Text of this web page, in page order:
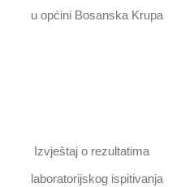
u općini Bosanska Krupa
Izvještaj o rezultatima
laboratorijskog ispitivanja